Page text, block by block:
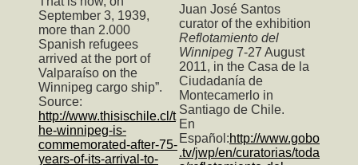
September 3, 1939,
more than 2.000
Spanish refugees
arrived at the port of
Valparaíso on the
Winnipeg cargo ship”.
Source:
http://www.thisischile.cl/t
he-winnipeg-is-
commemorated-after-75-
years-of-its-arrival-to-
Juan José Santos
curator of the exhibition
Reflotamiento del
Winnipeg 7-27 August
2011, in the Casa de la
Ciudadanía de
Montecamerlo in
Santiago de Chile.
En
Español:http://www.gobo
.tv/jwp/en/curatorias/toda